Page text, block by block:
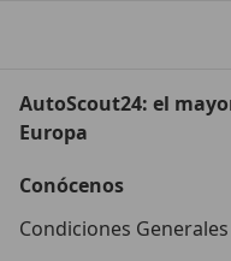
AutoScout24: el
Europa
Conócenos
Condiciones Generales